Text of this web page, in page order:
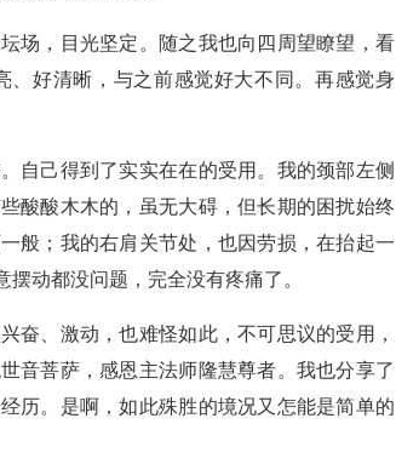
场，目光坚定。随之我也向四周望瞭望，看
好清晰，与之前感觉好大不同。再感觉身
自己得到了实实在在的受用。我的颈部左侧
酸酸木木的，虽无大碍，但长期的困扰始终
般；我的右肩关节处，也因劳损，在抬起一
动都没问题，完全没有疼痛了。
奋、激动，也难怪如此，不可思议的受用，
音菩萨，感恩主法师隆慧尊者。我也分享了
历。是啊，如此殊胜的境况又怎能是简单的